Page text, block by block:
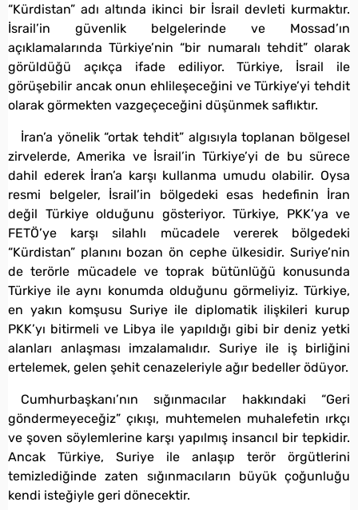
“Kürdistan” adı altında ikinci bir İsrail devleti kurmaktır.
İsrail’in güvenlik belgelerinde ve Mossad’ın
açıklamalarında Türkiye’nin “bir numaralı tehdit” olarak
görüldüğü açıkça ifade ediliyor. Türkiye, İsrail ile
görüşebilir ancak onun ehlileşeceğini ve Türkiye’yi tehdit
olarak görmekten vazgeçeceğini düşünmek saflıktır.
İran’a yönelik “ortak tehdit” algısıyla toplanan bölgesel
zirvelerde, Amerika ve İsrail’in Türkiye’yi de bu sürece
dahil ederek İran’a karşı kullanma umudu olabilir. Oysa
resmi belgeler, İsrail’in bölgedeki esas hedefinin İran
değil Türkiye olduğunu gösteriyor. Türkiye, PKK’ya ve
FETÖ’ye karşı silahlı mücadele vererek bölgedeki
“Kürdistan” planını bozan ön cephe ülkesidir. Suriye’nin
de terörle mücadele ve toprak bütünlüğü konusunda
Türkiye ile aynı konumda olduğunu görmeliyiz. Türkiye,
en yakın komşusu Suriye ile diplomatik ilişkileri kurup
PKK’yı bitirmeli ve Libya ile yapıldığı gibi bir deniz yetki
alanları anlaşması imzalamalıdır. Suriye ile iş birliğini
ertelemek, gelen şehit cenazeleriyle ağır bedeller ödüyor.
Cumhurbaşkanı’nın sığınmacılar hakkındaki “Geri
göndermeyeceğiz” çıkışı, muhtemelen muhalefetin ırkçı
ve şoven söylemlerine karşı yapılmış insancıl bir tepkidir.
Ancak Türkiye, Suriye ile anlaşıp terör örgütlerini
temizlediğinde zaten sığınmacıların büyük çoğunluğu
kendi isteğiyle geri dönecektir.